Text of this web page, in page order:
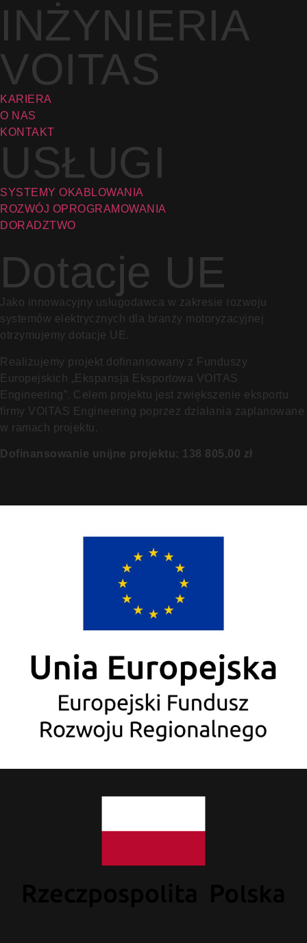
INŻYNIERIA
VOITAS
KARIERA
O NAS
KONTAKT
USŁUGI
SYSTEMY OKABLOWANIA
ROZWÓJ OPROGRAMOWANIA
DORADZTWO
Dotacje UE
Jako innowacyjny usługodawca w zakresie rozwoju
systemów elektrycznych dla branży motoryzacyjnej
otrzymujemy dotacje UE.
Realizujemy projekt dofinansowany z Funduszy
Europejskich „Ekspansja Eksportowa VOITAS
Engineering”. Celem projektu jest zwiększenie eksportu
firmy VOITAS Engineering poprzez działania zaplanowane
w ramach projektu.
Dofinansowanie unijne projektu: 138 805,00 zł